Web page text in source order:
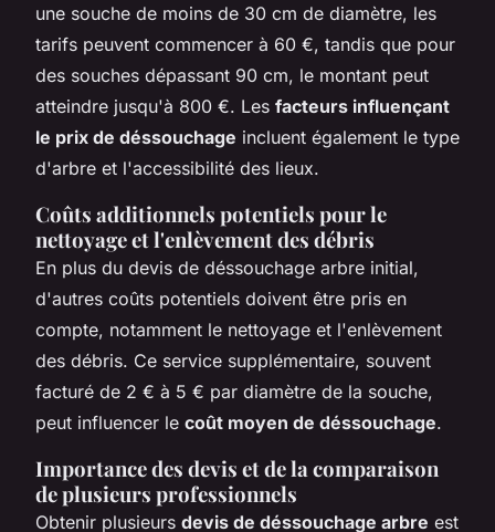
une souche de moins de 30 cm de diamètre, les
tarifs peuvent commencer à 60 €, tandis que pour
des souches dépassant 90 cm, le montant peut
atteindre jusqu'à 800 €. Les facteurs influençant
le prix de déssouchage incluent également le type
d'arbre et l'accessibilité des lieux.
Coûts additionnels potentiels pour le
nettoyage et l'enlèvement des débris
En plus du devis de déssouchage arbre initial,
d'autres coûts potentiels doivent être pris en
compte, notamment le nettoyage et l'enlèvement
des débris. Ce service supplémentaire, souvent
facturé de 2 € à 5 € par diamètre de la souche,
peut influencer le coût moyen de déssouchage.
Importance des devis et de la comparaison
de plusieurs professionnels
Obtenir plusieurs devis de déssouchage arbre est